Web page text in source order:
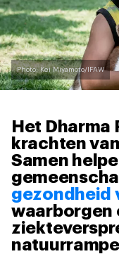
Photo: Kei Miyamoto/IFAW
Het Dharma
krachten
Samen
gezondheid
waarborgen